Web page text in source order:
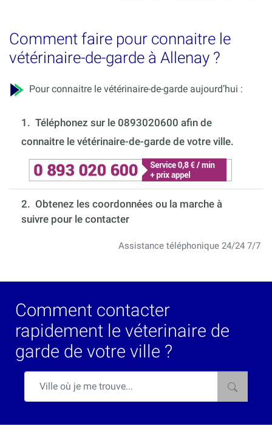
Comment faire pour connaitre le
vétérinaire-de-garde à Allenay ?
Pour connaitre le vétérinaire-de-garde aujourd’hui :
1. Téléphonez sur le 0893020600 afin de
connaitre le vétérinaire-de-garde de votre ville.
2. Obtenez les coordonnées ou la marche à
suivre pour le contacter
Assistance téléphonique 24/24 7/7
Comment contacter
rapidement le véterinaire de
garde de votre ville ?